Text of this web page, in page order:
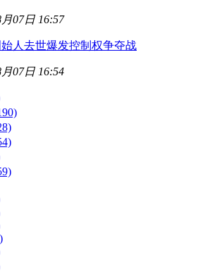
07日 16:57
人去世爆发控制权争夺战
07日 16:54